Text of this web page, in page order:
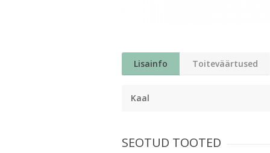
Lisainfo Toiteväärtused
Kaal
SEOTUD TOOTED